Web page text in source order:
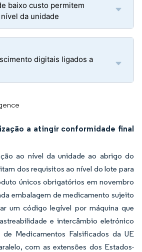
baixo custo permitem
da unidade
digitais ligados a
a atingir conformidade final
ao nível da unidade ao abrigo do
dos requisitos ao nível do lote para
únicos obrigatórios em novembro
embalagem de medicamento sujeito
um código legível por máquina que
e intercâmbio eletrónico
Medicamentos Falsificados da UE
com as extensões dos Estados-